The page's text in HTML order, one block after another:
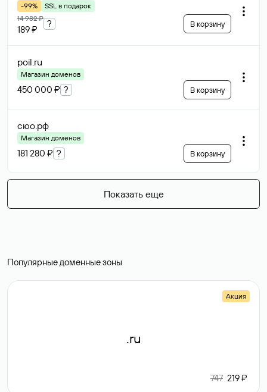
-99%
SSL в подарок
14 982 ₽
189 ₽
? В корзину
poil.ru
Магазин доменов
450 000 ₽ ? В корзину
сюо.рф
Магазин доменов
181 280 ₽ ? В корзину
Показать еще
Популярные доменные зоны
Акция
.ru
747 219 ₽